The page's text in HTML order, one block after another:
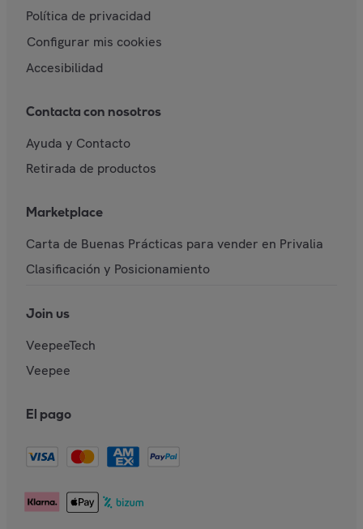
Política de privacidad
Configurar mis cookies
Accesibilidad
Contacta con nosotros
Ayuda y Contacto
Retirada de productos
Marketplace
Carta de Buenas Prácticas para vender en Privalia
Clasificación y Posicionamiento
Join us
VeepeeTech
Veepee
El pago